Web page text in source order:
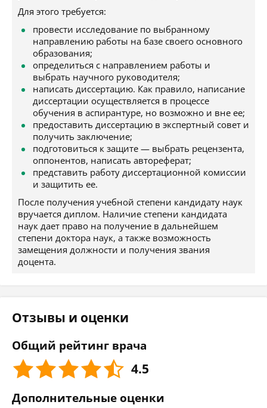
Для этого требуется:
провести исследование по выбранному
направлению работы на базе своего основного
образования;
определиться с направлением работы и
выбрать научного руководителя;
написать диссертацию. Как правило, написание
диссертации осуществляется в процессе
обучения в аспирантуре, но возможно и вне ее;
предоставить диссертацию в экспертный совет и
получить заключение;
подготовиться к защите — выбрать рецензента,
оппонентов, написать автореферат;
представить работу диссертационной комиссии
и защитить ее.
После получения учебной степени кандидату наук
вручается диплом. Наличие степени кандидата
наук дает право на получение в дальнейшем
степени доктора наук, а также возможность
замещения должности и получения звания
доцента.
Отзывы и оценки
Общий рейтинг врача
4.5
Дополнительные оценки